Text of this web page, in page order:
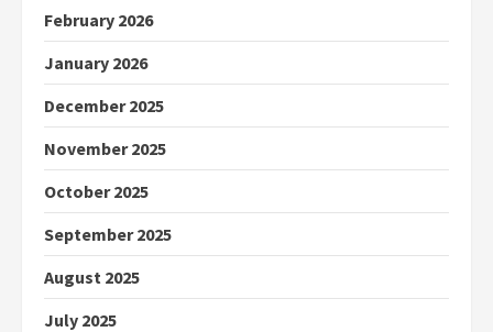
February 2026
January 2026
December 2025
November 2025
October 2025
September 2025
August 2025
July 2025